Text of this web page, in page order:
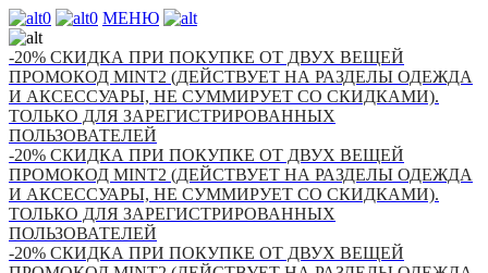
0 0 МЕНЮ
-20% СКИДКА ПРИ ПОКУПКЕ ОТ ДВУХ ВЕЩЕЙ
ПРОМОКОД MINT2 (ДЕЙСТВУЕТ НА РАЗДЕЛЫ ОДЕЖДА
И АКСЕССУАРЫ, НЕ СУММИРУЕТ СО СКИДКАМИ).
ТОЛЬКО ДЛЯ ЗАРЕГИСТРИРОВАННЫХ
ПОЛЬЗОВАТЕЛЕЙ
-20% СКИДКА ПРИ ПОКУПКЕ ОТ ДВУХ ВЕЩЕЙ
ПРОМОКОД MINT2 (ДЕЙСТВУЕТ НА РАЗДЕЛЫ ОДЕЖДА
И АКСЕССУАРЫ, НЕ СУММИРУЕТ СО СКИДКАМИ).
ТОЛЬКО ДЛЯ ЗАРЕГИСТРИРОВАННЫХ
ПОЛЬЗОВАТЕЛЕЙ
-20% СКИДКА ПРИ ПОКУПКЕ ОТ ДВУХ ВЕЩЕЙ